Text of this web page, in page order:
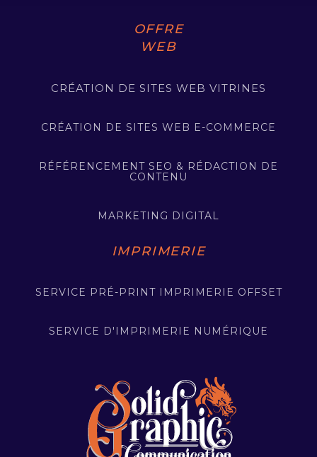
OFFRE
WEB
CRÉATION DE SITES WEB VITRINES
CRÉATION DE SITES WEB E-COMMERCE
RÉFÉRENCEMENT SEO & RÉDACTION DE
CONTENU
MARKETING DIGITAL
IMPRIMERIE
SERVICE PRÉ-PRINT IMPRIMERIE OFFSET
SERVICE D'IMPRIMERIE NUMÉRIQUE